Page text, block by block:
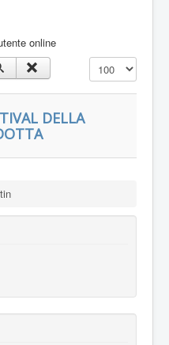
online
Visualizza n.
DELLA